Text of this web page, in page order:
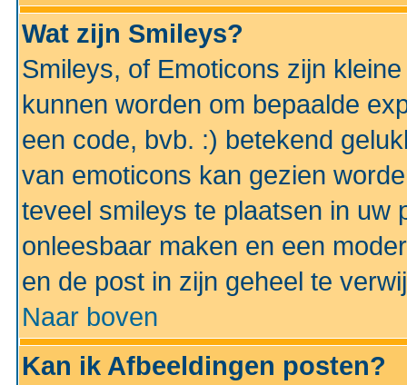
Wat zijn Smileys?
Smileys, of Emoticons zijn
kunnen worden om bepaalde
een code, bvb. :) betekend
van emoticons kan gezien
teveel smileys te plaatsen in uw
onleesbaar maken en een
en de post in zijn geheel te
Naar boven
Kan ik Afbeeldingen posten?